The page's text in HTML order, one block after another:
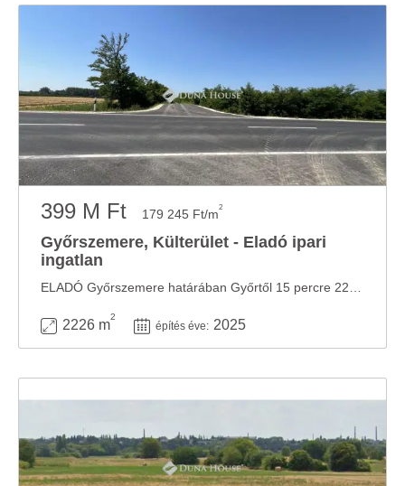
399 M Ft 179 245 Ft/m2
Győrszemere, Külterület - Eladó ipari
ingatlan
2226 m
2
építés éve: 2025